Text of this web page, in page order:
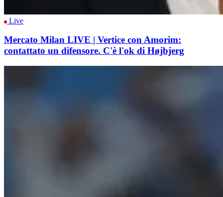
Live
Mercato Milan LIVE | Vertice con Amorim:
contattato un difensore. C'è l'ok di Højbjerg